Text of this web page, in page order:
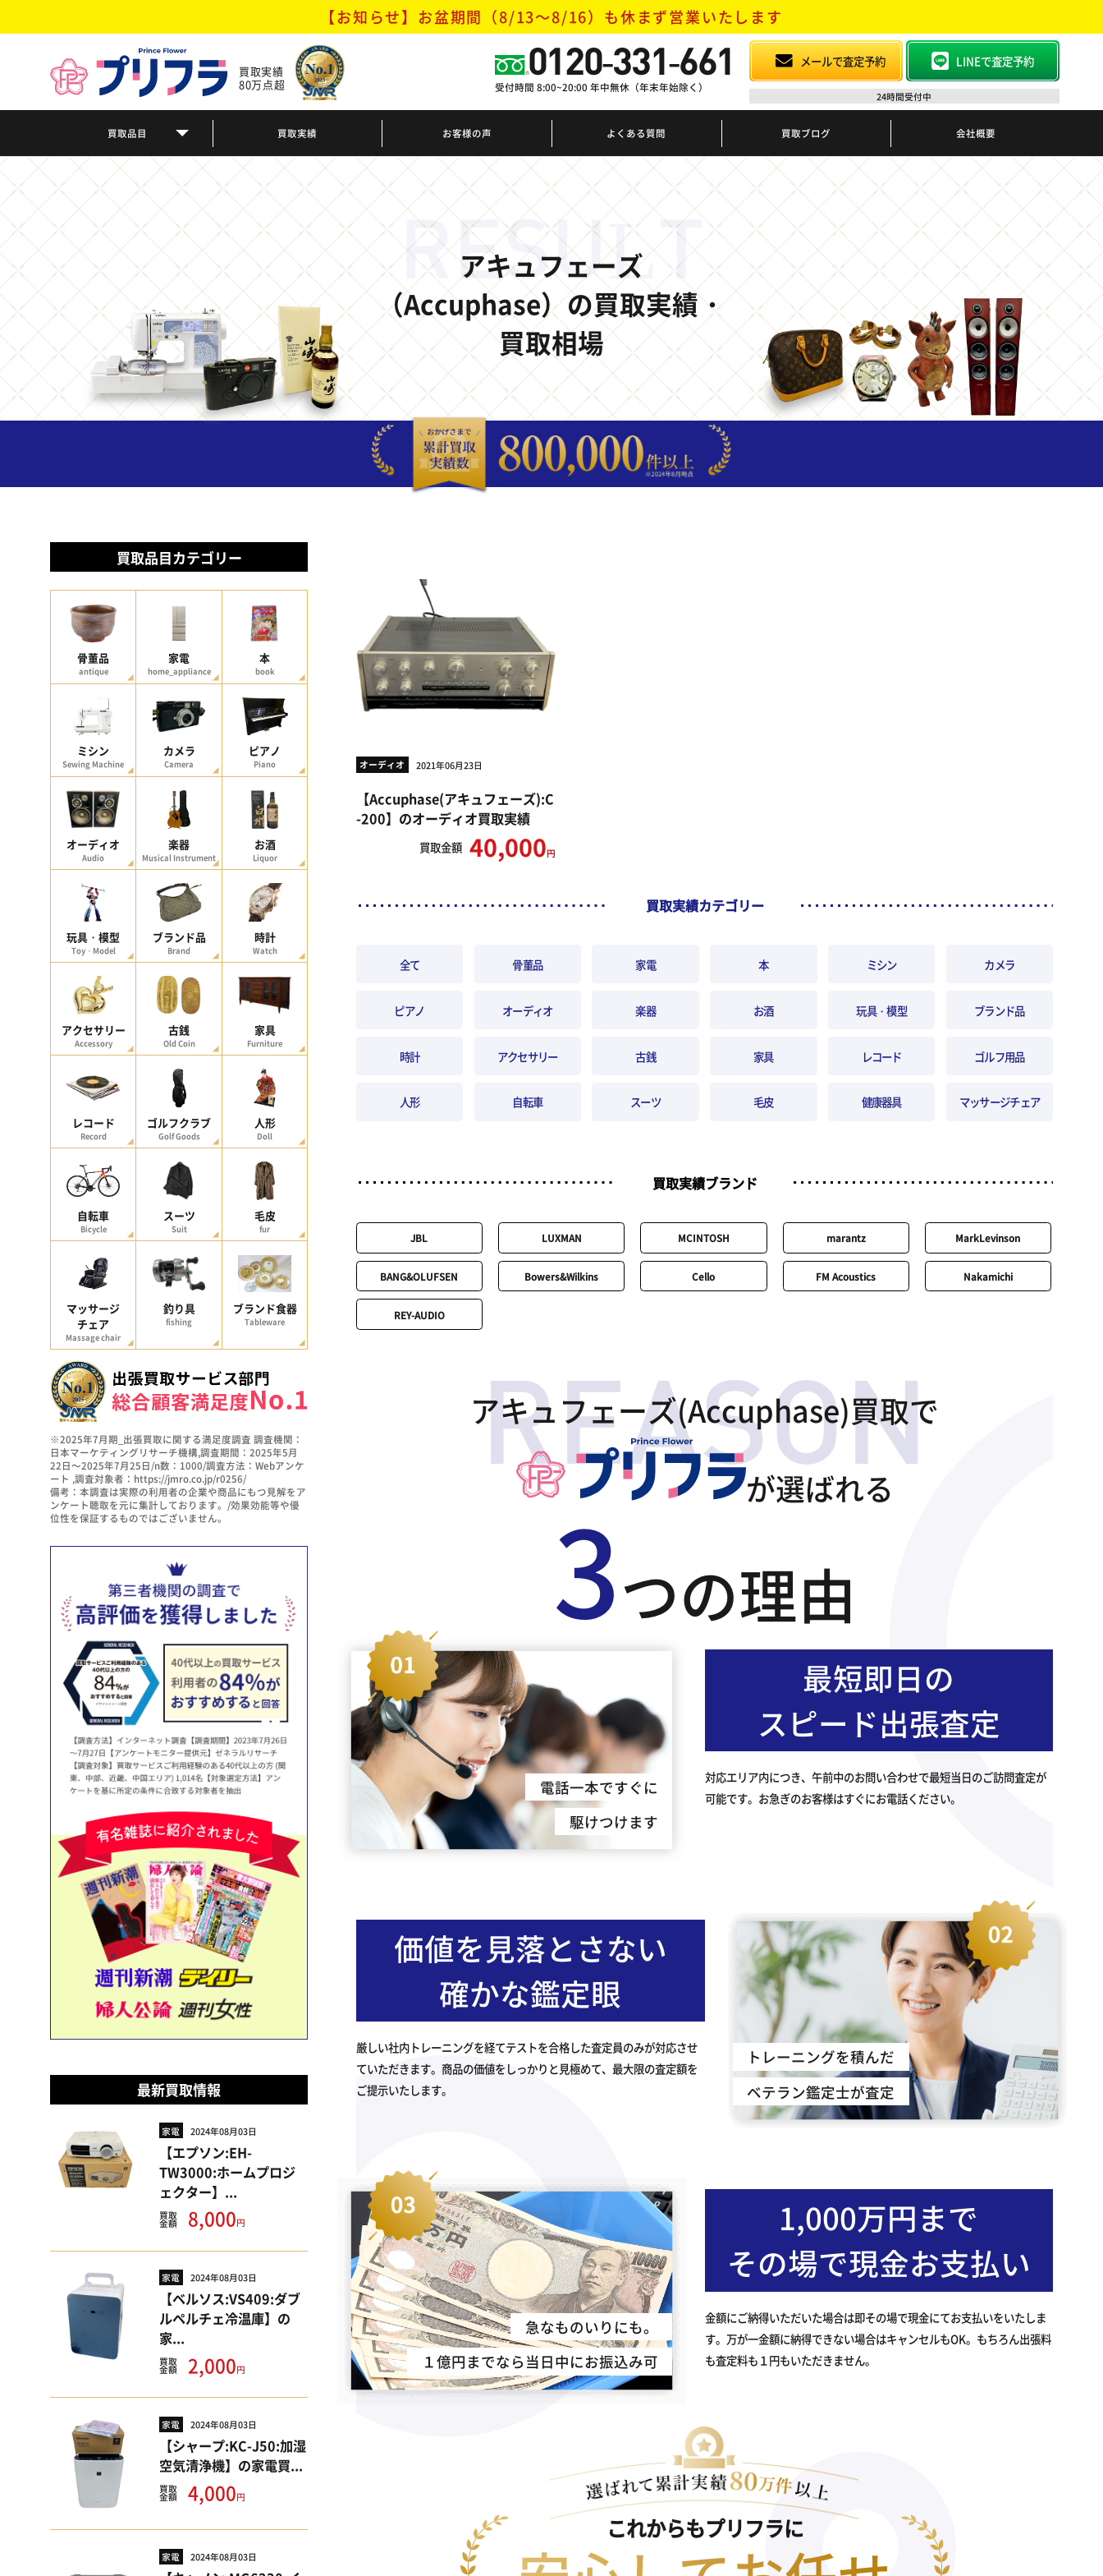
【お知らせ】お盆期間（8/13～8/16） も休まず営業いたします
買取実績
80万点超
買取品目 買取実績 お客様の声 よくある質問 買取ブログ 会社概要
0120-331-661
受付時間 8:00~20:00 年中無休（年末年始除く）
メールで査定予約 LINEで査定予約
24時間受付中
RESULT
アキュフェーズ
（Accuphase）の買取実績・
買取相場
買取品目カテゴリー
骨董品
antique
家電
home_appliance
本
book
ミシン
Sewing Machine
カメラ
Camera
ピアノ
Piano
オーディオ
Audio
楽器
Musical Instrument
お酒
Liquor
玩具・模型
Toy・Model
ブランド品
Brand
時計
Watch
アクセサリー
Accessory
古銭
Old Coin
家具
Furniture
レコード
Record
ゴルフクラブ
Golf Goods
人形
Doll
自転車
Bicycle
スーツ
Suit
毛皮
fur
マッサージ
チェア
Massage chair
釣り具
fishing
ブランド食器
Tableware
※2025年7月期_出張買取に関する満足度調査 調査機関：
日本マーケティングリサーチ機構,調査期間：2025年5月
22日～2025年7月25日/n数：1000/調査方法：Webアンケ
ート ,調査対象者：https://jmro.co.jp/r0256/
備考：本調査は実際の利用者の企業や商品にもつ見解をア
ンケート聴取を元に集計しております。/効果効能等や優
位性を保証するものではございません。
最新買取情報
家電 2024年08月03日
【エプソン:EH-
TW3000:ホームプロジ
ェクター】...
買取
金額 8,000円
家電 2024年08月03日
【ベルソス:VS409:ダブ
ルペルチェ冷温庫】の
家...
買取
金額 2,000円
家電 2024年08月03日
【シャープ:KC-J50:加湿
空気清浄機】の家電買...
買取
金額 4,000円
家電 2024年08月03日
オーディオ 2021年06月23日
【Accuphase(アキュフェーズ):C
-200】のオーディオ買取実績
買取金額 40,000円
買取実績カテゴリー
全て 骨董品 家電 本 ミシン カメラ
ピアノ オーディオ 楽器 お酒 玩具・模型 ブランド品
時計 アクセサリー 古銭 家具 レコード ゴルフ用品
人形 自転車 スーツ 毛皮 健康器具 マッサージチェア
買取実績ブランド
JBL LUXMAN MCINTOSH marantz MarkLevinson
BANG&OLUFSEN Bowers&Wilkins Cello FM Acoustics Nakamichi
REY-AUDIO
アキュフェーズ(Accuphase)買取で
が選ばれる
3つの理由
電話一本ですぐに
駆けつけます
最短即日の
スピード出張査定
対応エリア内につき、午前中のお問い合わせで最短当日のご訪問査定が
可能です。お急ぎのお客様はすぐにお電話ください。
トレーニングを積んだ
ベテラン鑑定士が査定
価値を見落とさない
確かな鑑定眼
厳しい社内トレーニングを経てテストを合格した査定員のみが対応させ
ていただきます。商品の価値をしっかりと見極めて、最大限の査定額を
ご提示いたします。
急なものいりにも。
１億円までなら当日中にお振込み可
1,000万円まで
その場で現金お支払い
金額にご納得いただいた場合は即その場で現金にてお支払いをいたしま
す。万が一金額に納得できない場合はキャンセルもOK。もちろん出張料
も査定料も１円もいただきません。
これからもプリフラに